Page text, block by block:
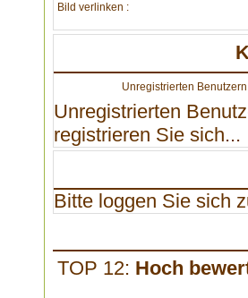
Bild verlinken :
Unregistrierten
Unregistrierten
registrieren Sie sich...
Bitte loggen Sie sich
TOP 12: Hoch